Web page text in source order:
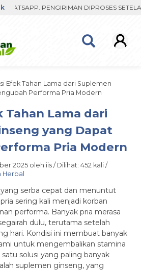
PENGIRIMAN DIPROSES SETELAH
Efek Tahan Lama dari Suplemen
Performa Pria Modern
Tahan Lama dari
yang Dapat
Pria Modern
2025 oleh iis / Dilihat: 452 kali /
Herbal
serba cepat dan menuntut
sering kali menjadi korban
performa. Banyak pria merasa
dulu, terutama setelah
hari. Kondisi ini membuat banyak
untuk mengembalikan stamina
satu solusi yang paling banyak
suplemen ginseng, yang